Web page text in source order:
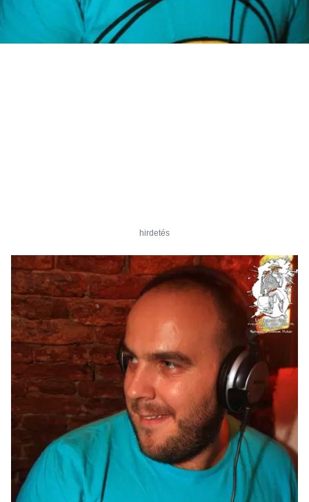
hirdetés